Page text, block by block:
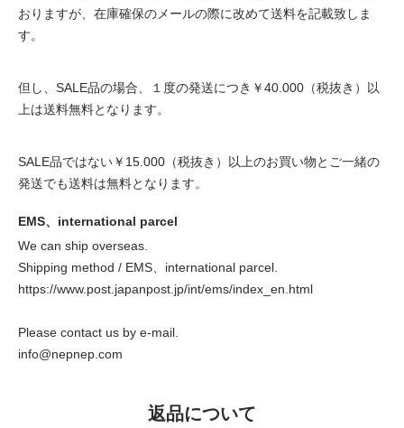
おりますが、在庫確保のメールの際に改めて送料を記載致しま
す。
但し、SALE品の場合、１度の発送につき￥40.000（税抜き）以
上は送料無料となります。
SALE品ではない￥15.000（税抜き）以上のお買い物とご一緒の
発送でも送料は無料となります。
EMS、international parcel
We can ship overseas.
Shipping method / EMS、international parcel.
https://www.post.japanpost.jp/int/ems/index_en.html
Please contact us by e-mail.
info@nepnep.com
返品について